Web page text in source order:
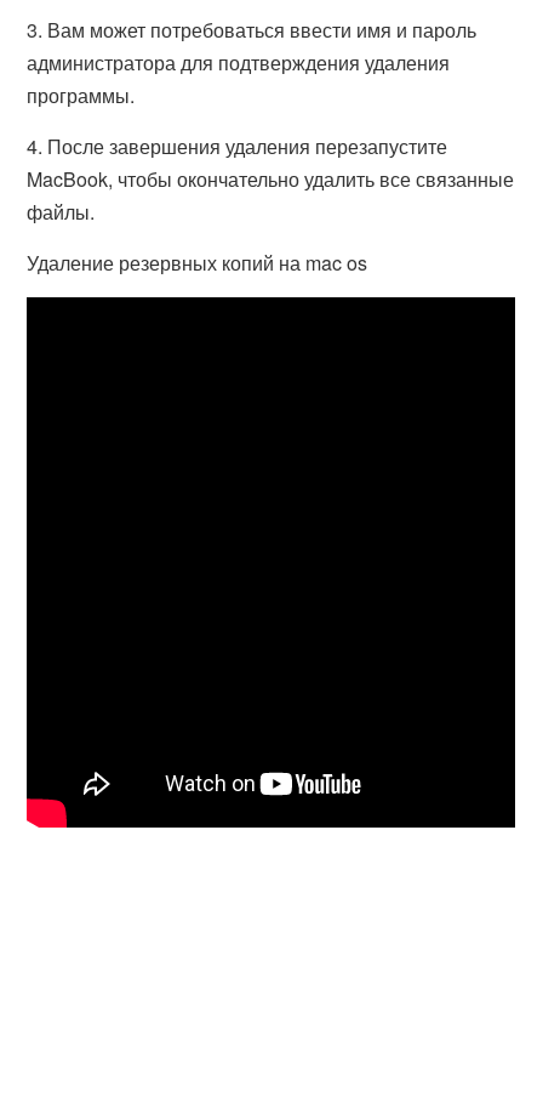
3. Вам может потребоваться ввести имя и пароль
администратора для подтверждения удаления
программы.
4. После завершения удаления перезапустите
MacBook, чтобы окончательно удалить все связанные
файлы.
Удаление резервных копий на mac os